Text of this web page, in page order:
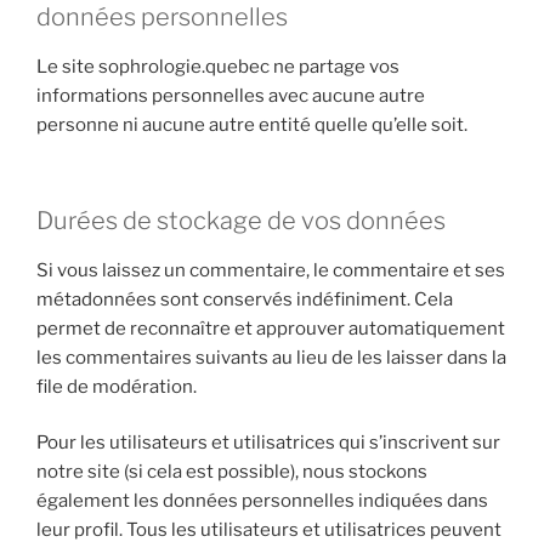
données personnelles
Le site sophrologie.quebec ne partage vos
informations personnelles avec aucune autre
personne ni aucune autre entité quelle qu’elle soit.
Durées de stockage de vos données
Si vous laissez un commentaire, le commentaire et ses
métadonnées sont conservés indéfiniment. Cela
permet de reconnaître et approuver automatiquement
les commentaires suivants au lieu de les laisser dans la
file de modération.
Pour les utilisateurs et utilisatrices qui s’inscrivent sur
notre site (si cela est possible), nous stockons
également les données personnelles indiquées dans
leur profil. Tous les utilisateurs et utilisatrices peuvent